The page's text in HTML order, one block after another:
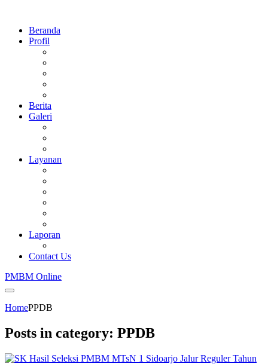
Beranda
Profil
Berita
Galeri
Layanan
Laporan
Contact Us
PMBM Online
HomePPDB
Posts in category: PPDB